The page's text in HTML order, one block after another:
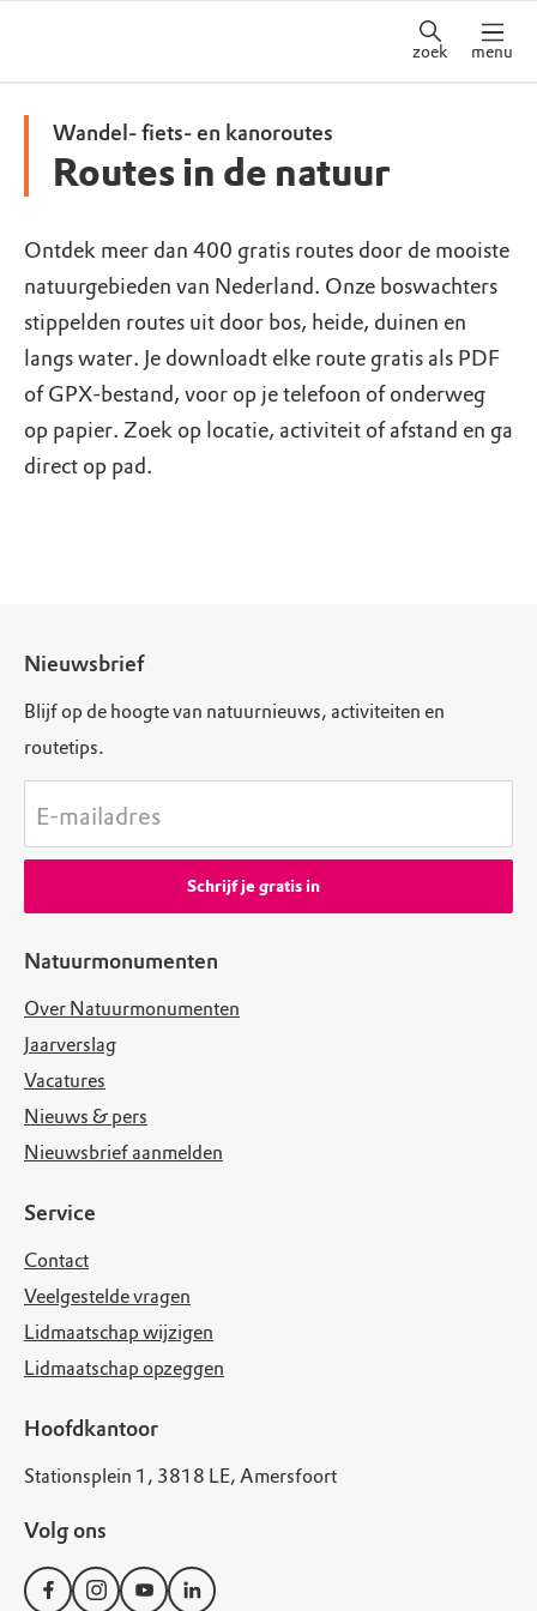
zoek menu
Wandel- fiets- en kanoroutes
Routes in de natuur
Ontdek meer dan 400 gratis routes door de mooiste
natuurgebieden van Nederland. Onze boswachters
stippelden routes uit door bos, heide, duinen en
langs water. Je downloadt elke route gratis als PDF
of GPX-bestand, voor op je telefoon of onderweg
op papier. Zoek op locatie, activiteit of afstand en ga
direct op pad.
Natuurmonumenten
Over Natuurmonumenten
Jaarverslag
Vacatures
Nieuws & pers
Nieuwsbrief aanmelden
Service
Contact
Veelgestelde vragen
Lidmaatschap wijzigen
Lidmaatschap opzeggen
Hoofdkantoor
Stationsplein 1, 3818 LE, Amersfoort
Volg ons
Nieuwsbrief
Blijf op de hoogte van natuurnieuws, activiteiten en
routetips.
E-mailadres
Schrijf je gratis in